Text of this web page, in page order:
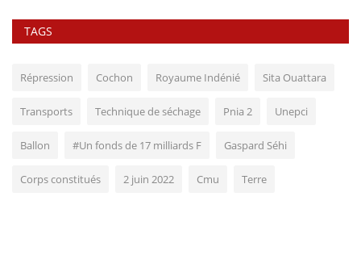
TAGS
Répression Cochon Royaume Indénié Sita Ouattara
Transports Technique de séchage Pnia 2 Unepci
Ballon #Un fonds de 17 milliards F Gaspard Séhi
Corps constitués 2 juin 2022 Cmu Terre